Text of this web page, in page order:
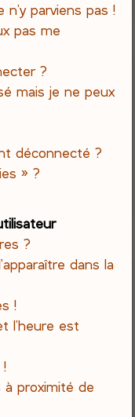
n’y parviens pas !
pas me
?
mais je ne peux
déconnecté ?
» ?
?
dans la
!
l’heure est
proximité de